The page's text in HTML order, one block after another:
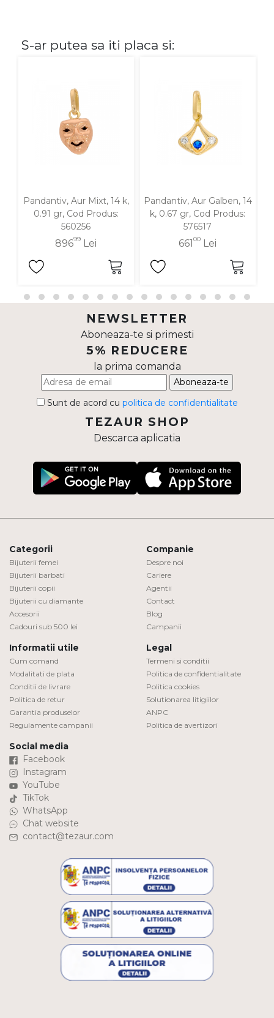
S-ar putea sa iti placa si:
Pandantiv, Aur Mixt, 14 k,
0.91 gr, Cod Produs:
560256
89699 Lei
Pandantiv, Aur Galben, 14
k, 0.67 gr, Cod Produs:
576517
66100 Lei
NEWSLETTER
Aboneaza-te si primesti
5% REDUCERE
la prima comanda
Aboneaza-te
Sunt de acord cu politica de confidentialitate
TEZAUR SHOP
Descarca aplicatia
Categorii
Bijuterii femei
Bijuterii barbati
Bijuterii copii
Bijuterii cu diamante
Accesorii
Cadouri sub 500 lei
Companie
Despre noi
Cariere
Agentii
Contact
Blog
Campanii
Informatii utile
Cum comand
Modalitati de plata
Conditii de livrare
Politica de retur
Garantia produselor
Regulamente campanii
Legal
Termeni si conditii
Politica de confidentialitate
Politica cookies
Solutionarea litigiilor
ANPC
Politica de avertizori
Social media
Facebook
Instagram
YouTube
TikTok
WhatsApp
Chat website
contact@tezaur.com